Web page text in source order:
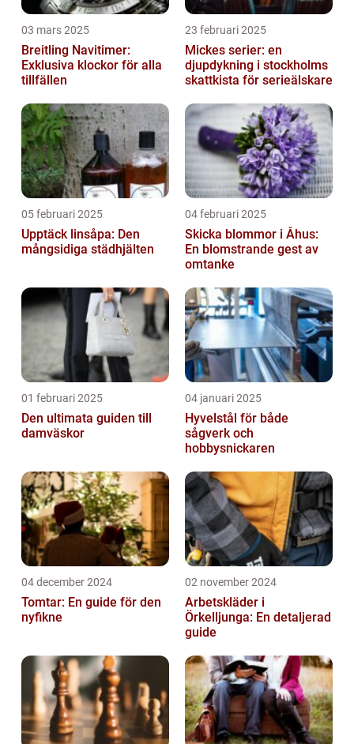
03 mars 2025
Breitling Navitimer:
Exklusiva klockor för alla
tillfällen
23 februari 2025
Mickes serier: en
djupdykning i stockholms
skattkista för serieälskare
05 februari 2025
Upptäck linsåpa: Den
mångsidiga städhjälten
04 februari 2025
Skicka blommor i Åhus:
En blomstrande gest av
omtanke
01 februari 2025
Den ultimata guiden till
damväskor
04 januari 2025
Hyvelstål för både
sågverk och
hobbysnickaren
04 december 2024
Tomtar: En guide för den
nyfikne
02 november 2024
Arbetskläder i
Örkelljunga: En detaljerad
guide